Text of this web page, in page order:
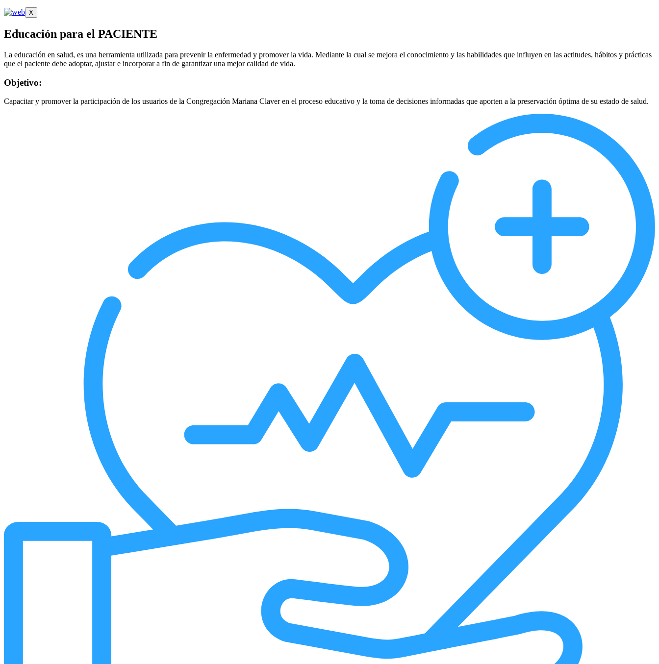
X
Educación para el PACIENTE
La educación en salud, es una herramienta utilizada para prevenir la enfermedad y promover la vida. Mediante la cual se mejora el conocimiento y las habilidades que influyen en las actitudes, hábitos y prácticas
que el paciente debe adoptar, ajustar e incorporar a fin de garantizar una mejor calidad de vida.
Objetivo:
Capacitar y promover la participación de los usuarios de la Congregación Mariana Claver en el proceso educativo y la toma de decisiones informadas que aporten a la preservación óptima de su estado de salud.